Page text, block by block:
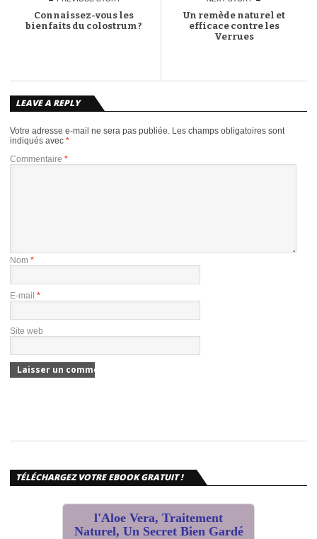
Connaissez-vous les
bienfaits du colostrum ?
Un remède naturel et
efficace contre les
Verrues
LEAVE A REPLY
Votre adresse e-mail ne sera pas publiée. Les champs obligatoires sont
indiqués avec *
Commentaire *
Nom *
E-mail *
Site web
TÉLÉCHARGEZ VOTRE EBOOK GRATUIT !
l'Aloe Vera, Traitement
Naturel, Un Secret Bien Gardé